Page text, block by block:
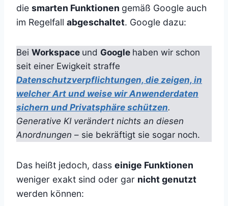
die smarten Funktionen gemäß Google auch
im Regelfall abgeschaltet. Google dazu:
Bei Workspace und Google haben wir schon
seit einer Ewigkeit straffe
Datenschutzverpflichtungen, die zeigen, in
welcher Art und weise wir Anwenderdaten
sichern und Privatsphäre schützen.
Generative KI verändert nichts an diesen
Anordnungen – sie bekräftigt sie sogar noch.
Das heißt jedoch, dass einige Funktionen
weniger exakt sind oder gar nicht genutzt
werden können: